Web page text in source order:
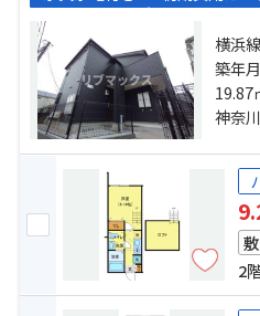
横浜線
道相
分 鴨居町
「新
築年
19.87
神奈
敷
2